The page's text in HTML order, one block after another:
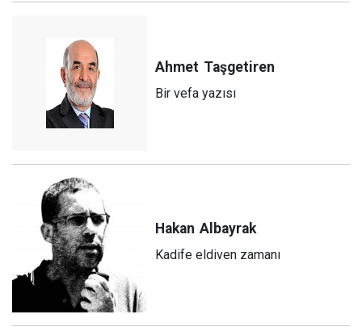
Ahmet Taşgetiren
Bir vefa yazısı
Hakan Albayrak
Kadife eldiven zamanı